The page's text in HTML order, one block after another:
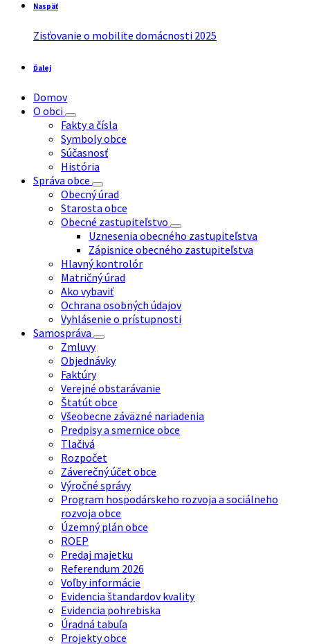
Naspäť
Zisťovanie o mobilite domácnosti 2025
Ďalej
Domov
O obci
Fakty a čísla
Symboly obce
Súčasnosť
História
Správa obce
Obecný úrad
Starosta obce
Obecné zastupiteľstvo
Uznesenia obecného zastupiteľstva
Zápisnice obecného zastupiteľstva
Hlavný kontrolór
Matričný úrad
Ako vybaviť
Ochrana osobných údajov
Vyhlásenie o prístupnosti
Samospráva
Zmluvy
Objednávky
Faktúry
Verejné obstarávanie
Štatút obce
Všeobecne záväzné nariadenia
Predpisy a smernice obce
Tlačivá
Rozpočet
Záverečný účet obce
Výročné správy
Program hospodárskeho rozvoja a sociálneho
rozvoja obce
Územný plán obce
ROEP
Predaj majetku
Referendum 2026
Voľby informácie
Evidencia štandardov kvality
Evidencia pohrebiska
Úradná tabuľa
Projekty obce